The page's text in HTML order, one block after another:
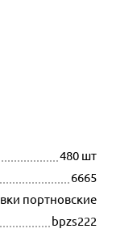
480 шт
6665
портновские
bpzs222